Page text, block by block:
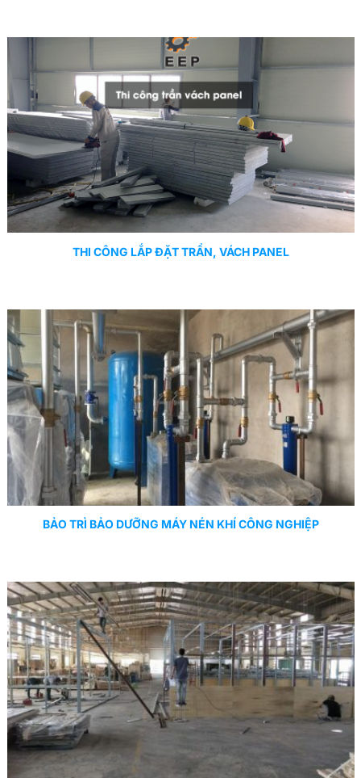
THI CÔNG LẮP ĐẶT TRẦN, VÁCH PANEL
BẢO TRÌ BẢO DƯỠNG MÁY NÉN KHÍ CÔNG NGHIỆP